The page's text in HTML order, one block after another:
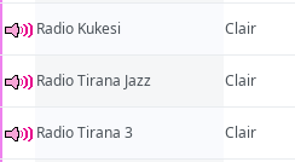
Radio Kukesi Clair
Radio Tirana Jazz Clair
Radio Tirana 3 Clair